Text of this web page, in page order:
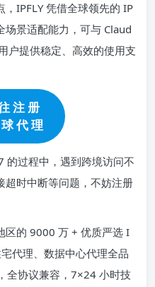
IPFLY 凭借全球领先的 IP
场景适配能力，可与 Claud
户提供稳定、高效的使用支
注 册
代 理
的过程中，遇到跨境访问不
超时中断等问题，不妨注册
区的 9000 万 + 优质严选 I
代理、数据中心代理全品
全协议兼容，7×24 小时技